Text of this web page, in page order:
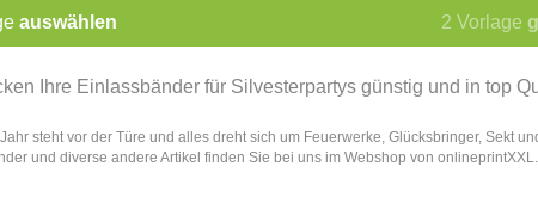
auswählen 2 Vorlage
Ihre Einlassbänder für Silvesterpartys günstig und in top
steht vor der Türe und alles dreht sich um Feuerwerke, Glücksbringer, Sekt
und diverse andere Artikel finden Sie bei uns im Webshop von onlineprintXXL.